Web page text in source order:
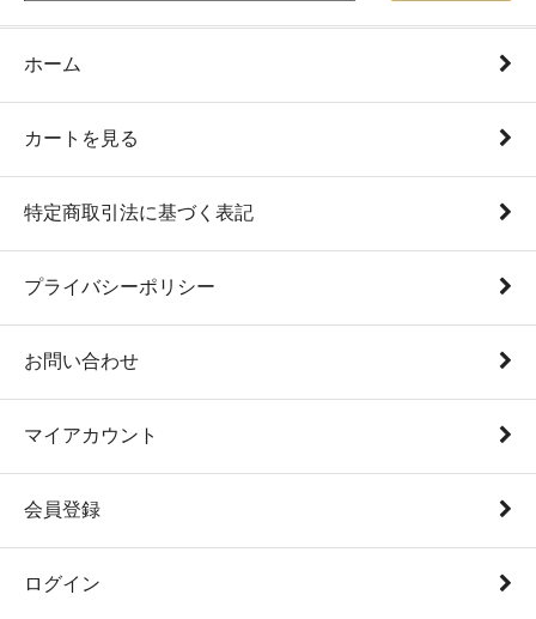
ホーム
カートを見る
特定商取引法に基づく表記
プライバシーポリシー
お問い合わせ
マイアカウント
会員登録
ログイン